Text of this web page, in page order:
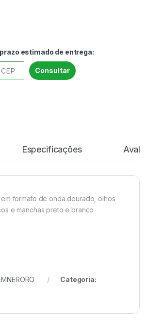
estimado de entrega:
Consultar
Especificações
formato de onda dourado, olhos
e manchas preto e branco
Categoria: